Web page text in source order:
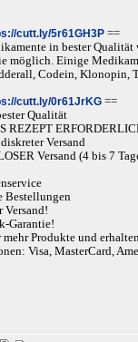
cutt.ly/5r61GH3P ==
in bester
möglich. Einige
Codein, Klonopin,
cutt.ly/0r61JrKG ==
Qualität
REZEPT
Versand
Versand (4 bis 7
Bestellungen
Versand!
Garantie!
mehr Produkte und
Visa, MasterCard,